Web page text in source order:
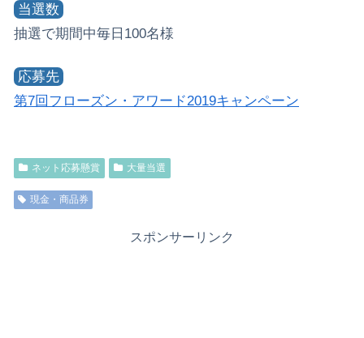
当選数
抽選で期間中毎日100名様
応募先
第7回フローズン・アワード2019キャンペーン
ネット応募懸賞 大量当選
現金・商品券
スポンサーリンク